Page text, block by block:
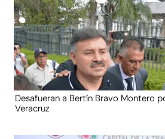
Desafueran a Bertín Bravo Montero
Veracruz